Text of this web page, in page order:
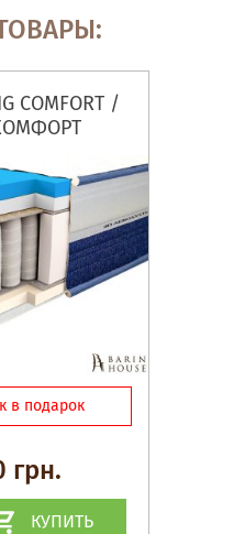
COMFORT /
в подарок
грн.
КУПИТЬ